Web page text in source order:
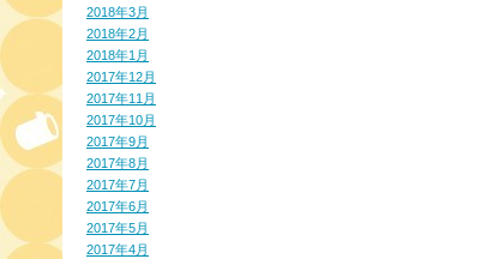
2018年3月
2018年2月
2018年1月
2017年12月
2017年11月
2017年10月
2017年9月
2017年8月
2017年7月
2017年6月
2017年5月
2017年4月